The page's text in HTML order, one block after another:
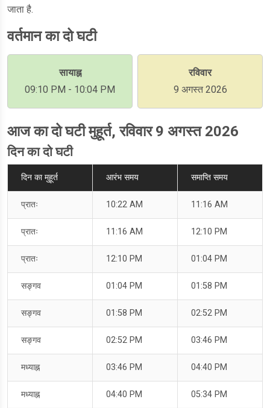
जाता है.
वर्तमान का दो घटी
सायाह्न
09:10 PM - 10:04 PM
रविवार
9 अगस्त 2026
आज का दो घटी मुहूर्त, रविवार 9 अगस्त 2026
दिन का दो घटी
दिन का मुहूर्त आरंभ समय समाप्ति समय
प्रातः 10:22 AM 11:16 AM
प्रातः 11:16 AM 12:10 PM
प्रातः 12:10 PM 01:04 PM
सङ्गव 01:04 PM 01:58 PM
सङ्गव 01:58 PM 02:52 PM
सङ्गव 02:52 PM 03:46 PM
मध्याह्न 03:46 PM 04:40 PM
मध्याह्न 04:40 PM 05:34 PM